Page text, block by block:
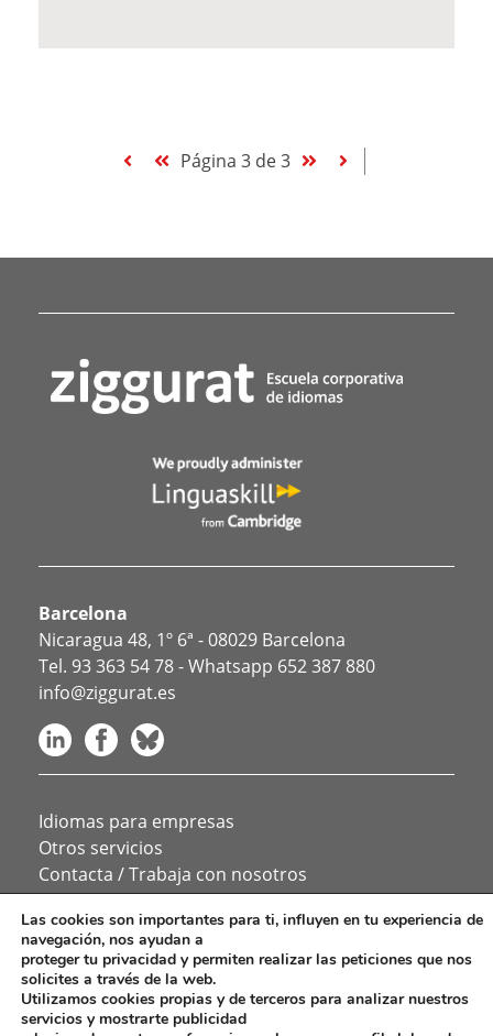
Página 3 de 3
Barcelona
Nicaragua 48, 1º 6ª - 08029 Barcelona
Tel. 93 363 54 78- Whatsapp 652 387 880
info@ziggurat.es
Idiomas para empresas
Otros servicios
Contacta / Trabaja con nosotros
Política de privacidad
Aviso Legal y Normas del Blog
Canal ético
Política de cookies
Política de Redes Sociales
Las cookies son importantes para ti, influyen en tu experiencia de
navegación, nos ayudan a
proteger tu privacidad y permiten realizar las peticiones que nos
solicites a través de la web.
Utilizamos cookies propias y de terceros para analizar nuestros
servicios y mostrarte publicidad